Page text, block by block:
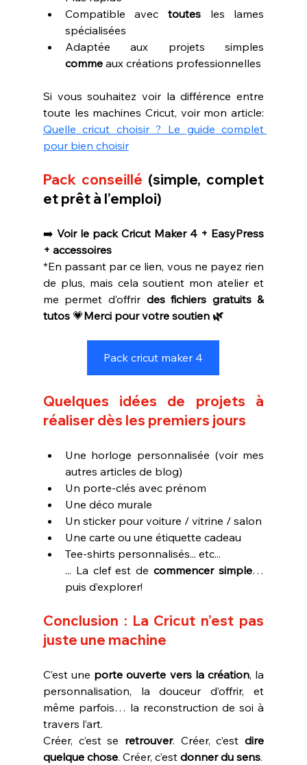
Compatible avec toutes les lames
spécialisées
comme aux créations professionnelles
Si vous souhaitez voir la différence entre
Quelle cricut choisir ? Le guide complet
pour bien choisir
Pack conseillé (simple, complet
et prêt à l’emploi)
➡️ Voir le pack Cricut Maker 4 + EasyPress
+ accessoires
*En passant par ce lien, vous ne payez rien
de plus, mais cela soutient mon atelier et
me permet d’offrir des fichiers gratuits &
tutos 💗Merci pour votre soutien 🌿
Pack cricut maker 4
Quelques idées de projets à
réaliser dès les premiers jours
Une horloge personnalisée (voir mes
autres articles de blog)
Un porte-clés avec prénom
Une déco murale
Un sticker pour voiture / vitrine / salon
Une carte ou une étiquette cadeau
Tee-shirts personnalisés... etc...
... La clef est de commencer simple…
puis d’explorer!
Conclusion : La Cricut n’est pas
juste une machine
C’est une porte ouverte vers la création, la
personnalisation, la douceur d’offrir, et
même parfois… la reconstruction de soi à
travers l’art.
Créer, c’est se retrouver. Créer, c’est dire
quelque chose. Créer, c’est donner du sens.